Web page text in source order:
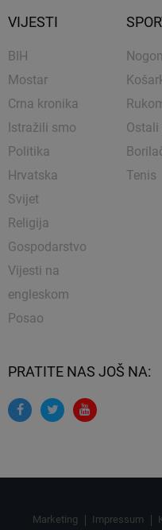
VIJESTI
BIH
Mostar
Crna kronika
Istražili smo
Politika
Hrvatska
Svijet
Religija
Gospodarstvo
Vijesti na
engleskom
Posao
Tenis
PRATITE NAS JOŠ NA:
Marketing Impressum